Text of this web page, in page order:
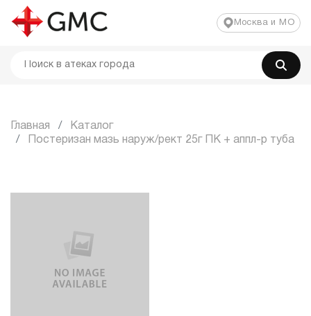
Москва и МО
Главная
Каталог
Постеризан мазь наруж/рект 25г ПК + аппл-р туба